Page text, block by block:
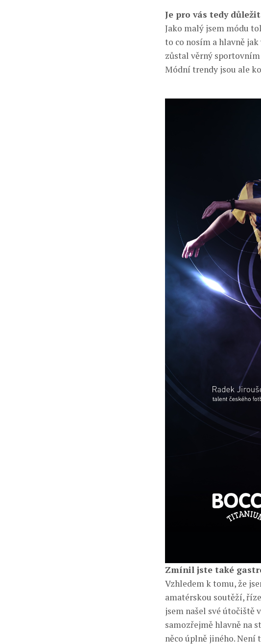
Je pro vás tedy
Jako malý jsem módu
to co nosím a hlavně jak
zůstal věrný sportovním
Módní trendy jsou ale
Zmínil jste také
Vzhledem k tomu, že
amatérskou soutěží,
jsem našel své útočiště
samozřejmě hlavně na
něco úplně jiného. Není